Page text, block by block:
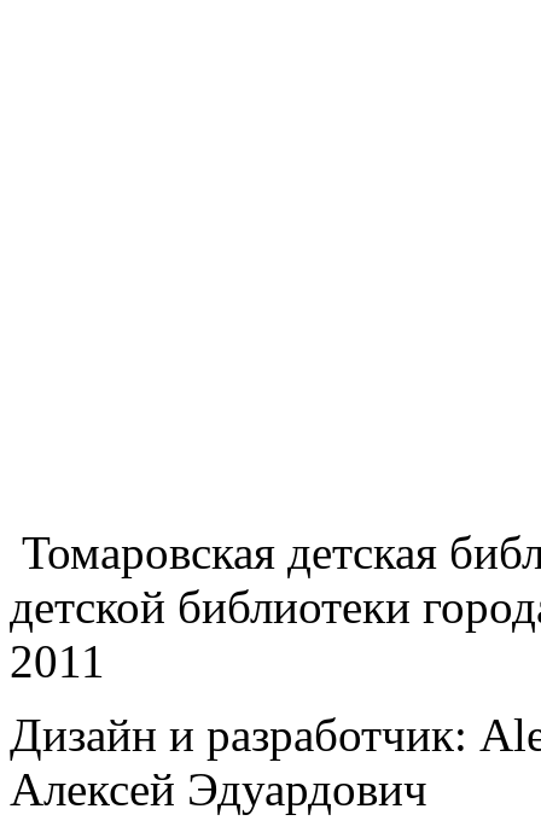
Томаровская детская
детской библиотеки
2011
Дизайн и разработчик:
Алексей Эдуардович